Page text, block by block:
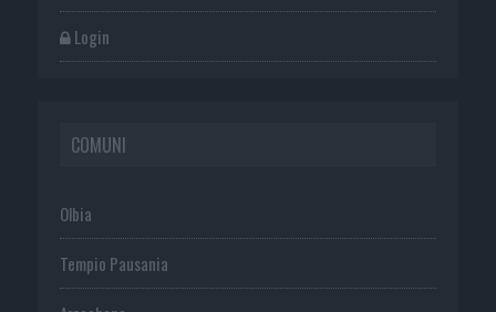
Login
COMUNI
Olbia
Tempio Pausania